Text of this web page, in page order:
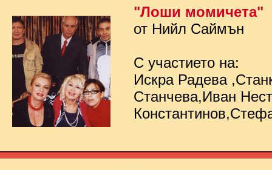
"Лоши момичета"
от Нийл Саймън
С участието на:
Искра Радева
Станчева,Иван